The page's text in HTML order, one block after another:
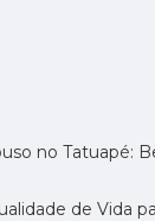
no Tatuapé:
de Vida